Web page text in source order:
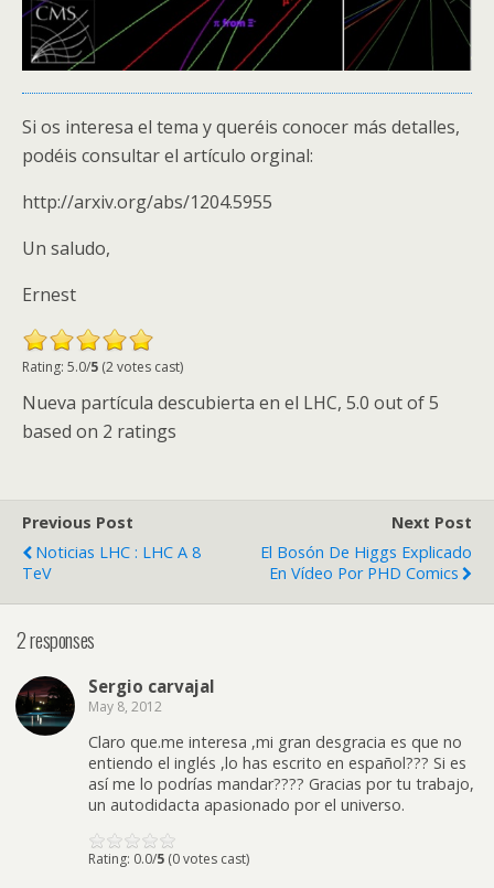
Si os interesa el tema y queréis conocer más detalles,
podéis consultar el artículo orginal:
http://arxiv.org/abs/1204.5955
Un saludo,
Ernest
Rating: 5.0/5 (2 votes cast)
Nueva partícula descubierta en el LHC, 5.0 out of5
based on 2 ratings
Previous Post
Noticias LHC : LHC A 8
TeV
Next Post
El Bosón De Higgs Explicado
En Vídeo Por PHD Comics
2 responses
Sergio carvajal
May 8, 2012
Claro que.me interesa ,mi gran desgracia es que no
entiendo el inglés ,lo has escrito en español??? Si es
así me lo podrías mandar???? Gracias por tu trabajo,
un autodidacta apasionado por el universo.
Rating: 0.0/5 (0 votes cast)